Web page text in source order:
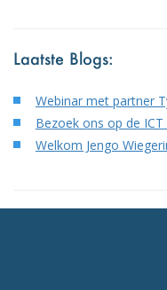
Laatste Blogs:
Webinar met partner
Bezoek ons op de
Welkom Jengo